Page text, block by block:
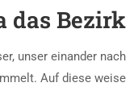
das Bezirk
unser einander nach
Auf diese weise